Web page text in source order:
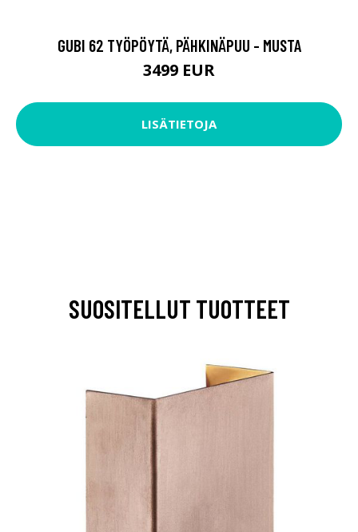
GUBI 62 TYÖPÖYTÄ, PÄHKINÄPUU - MUSTA
3499 EUR
LISÄTIETOJA
SUOSITELLUT TUOTTEET